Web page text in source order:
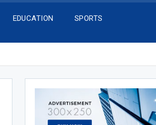
EDUCATION
SPORTS